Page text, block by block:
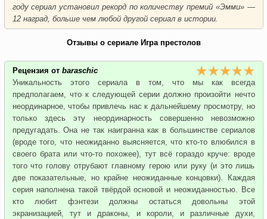
году сериал установил рекорд по количеству премий «Эмми» —
12 наград, больше чем любой другой сериал в истории.
Отзывы о сериале Игра престолов
Рецензия от baraschic
Уникальность этого сериала в том, что мы как всегда
предполагаем, что к следующей серии должно произойти нечто
неординарное, чтобы привлечь нас к дальнейшему просмотру, но
только здесь эту неординарность совершенно невозможно
предугадать. Она не так наигранна как в большинстве сериалов
(вроде того, что неожиданно выясняется, что кто-то влюбился в
своего брата или что-то похожее), тут всё гораздо круче: вроде
того что голову отрубают главному герою или руку (и это лишь
две показательные, но крайне неожиданные концовки). Каждая
серия наполнена такой твёрдой основой и неожиданностью. Все
кто любит фэнтези должны остаться довольны этой
экранизацией, тут и драконы, и короли, и различные духи,